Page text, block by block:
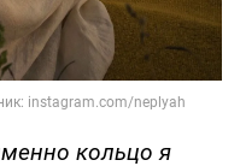
кольцо я